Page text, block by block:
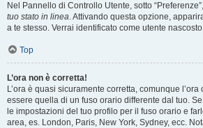
Nel Pannello di Controllo Utente, sotto
tuo stato in linea. Attivando questa opzione,
a te stesso. Verrai identificato come utente
Top
L’ora non è corretta!
L’ora è quasi sicuramente corretta, comunque
essere quella di un fuso orario differente dal tuo.
le impostazioni del tuo profilo per il fuso orario e
area, es. London, Paris, New York, Sydney, ecc.